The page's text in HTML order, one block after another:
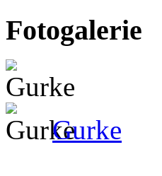
Fotogalerie
Gurke